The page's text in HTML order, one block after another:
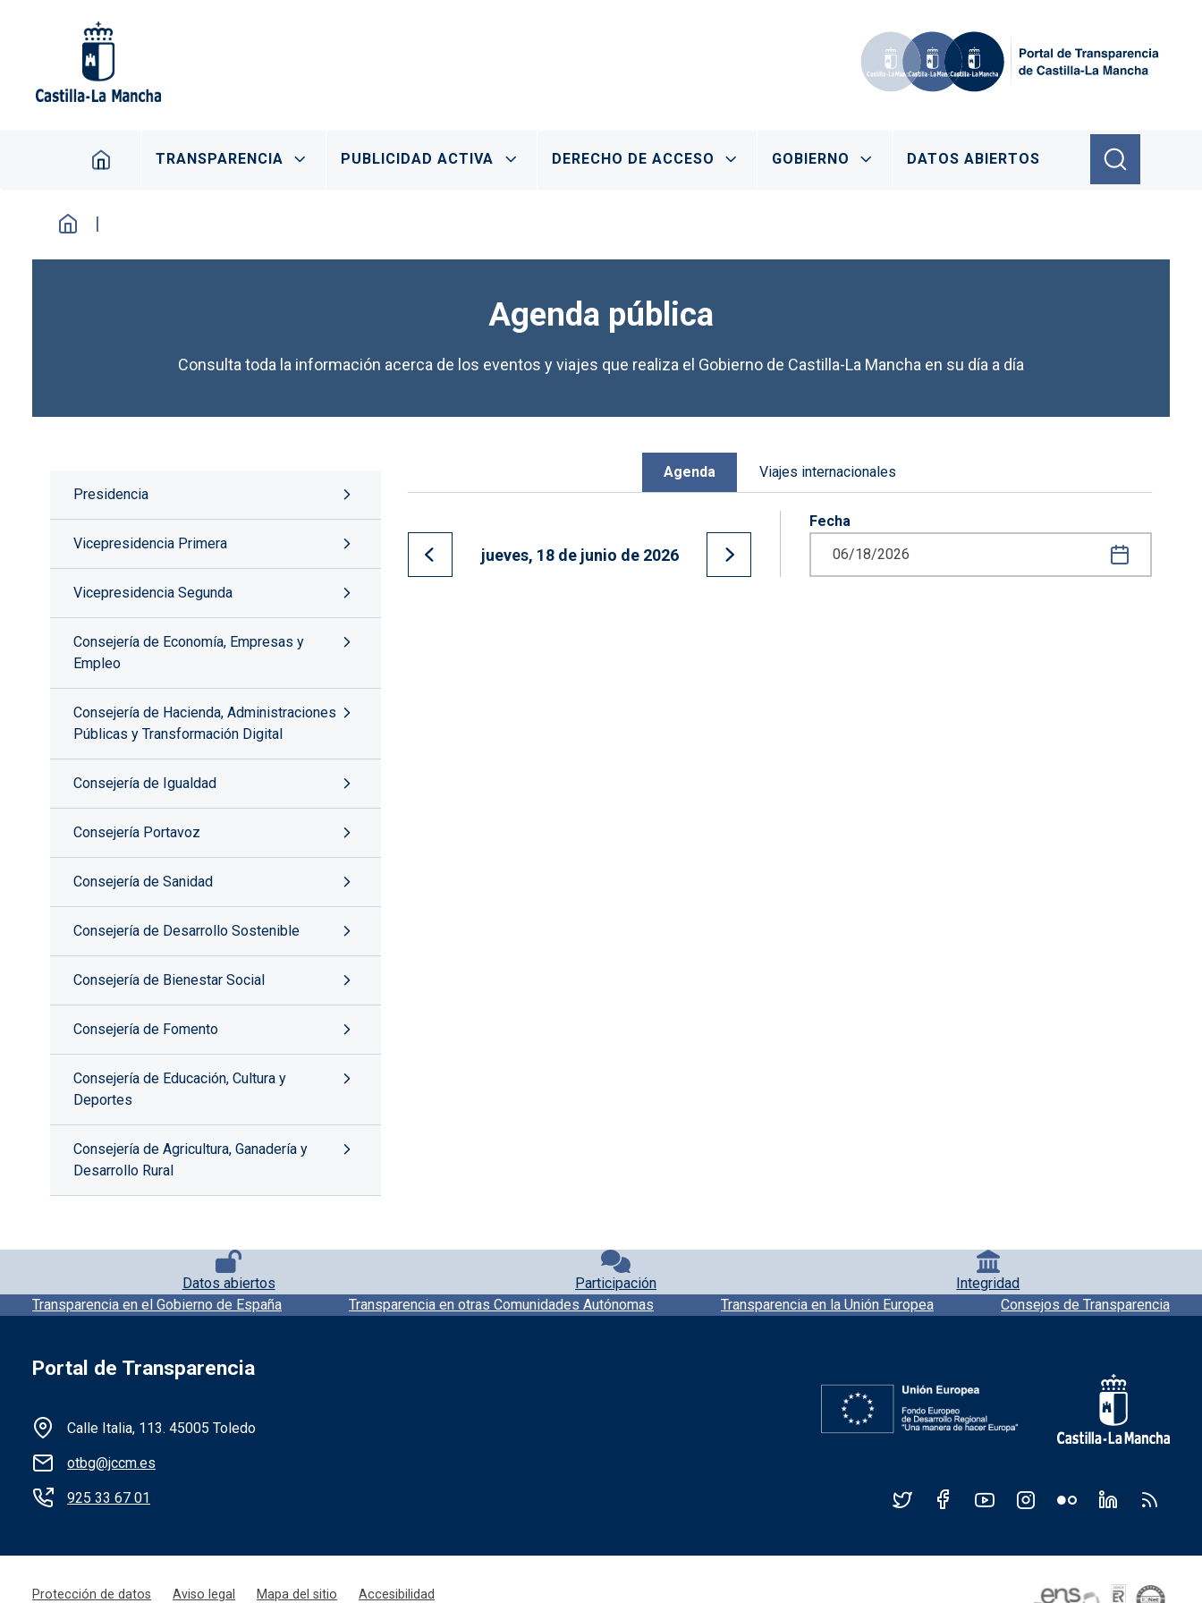
Navegación principal
TRANSPARENCIA PUBLICIDAD ACTIVA DERECHO DE ACCESO GOBIERNO DATOS ABIERTOS
Agenda pública
Consulta toda la información acerca de los eventos y viajes que realiza el Gobierno de Castilla-La Mancha en su día a día
Presidencia
Vicepresidencia Primera
Vicepresidencia Segunda
Consejería de Economía, Empresas y
Empleo
Consejería de Hacienda, Administraciones
Públicas y Transformación Digital
Consejería de Igualdad
Consejería Portavoz
Consejería de Sanidad
Consejería de Desarrollo Sostenible
Consejería de Bienestar Social
Consejería de Fomento
Consejería de Educación, Cultura y
Deportes
Consejería de Agricultura, Ganadería y
Desarrollo Rural
Agenda Viajes internacionales
Ir al día anterior
jueves, 18 de junio de 2026
Ir al día siguiente
Fecha
Pie de página con iconos
Datos abiertos Participación Integridad
Pie de pagina información
Transparencia en el Gobierno de España Transparencia en otras Comunidades Autónomas Transparencia en la Unión Europea Consejos de Transparencia
Portal de Transparencia
Información de la institución
Calle Italia, 113. 45005 Toledo
otbg@jccm.es
925 33 67 01
Protección de datos Aviso legal Mapa del sitio Accesibilidad